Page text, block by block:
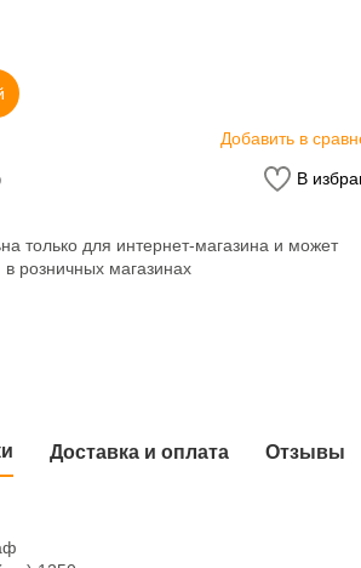
только для интернет-магазина и может
в розничных магазинах
Добавить в
В
Доставка и оплата Отзывы